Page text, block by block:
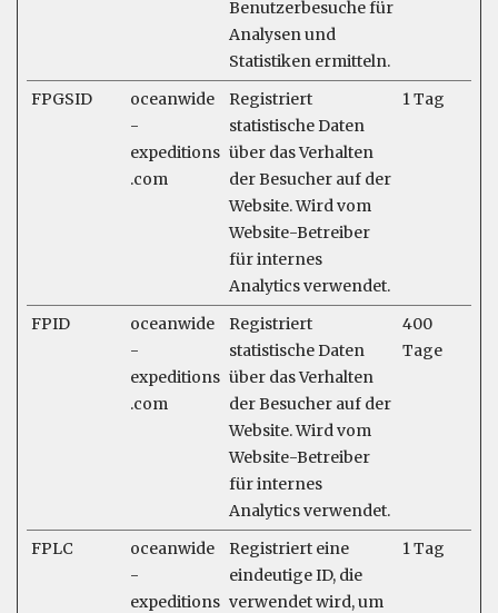
Benutzerbesuche für
Analysen und
Statistiken ermitteln.
FPGSID
oceanwide
-
expeditions
.com
Registriert
statistische Daten
über das Verhalten
der Besucher auf der
Website. Wird vom
Website-Betreiber
für internes
Analytics verwendet.
1 Tag
FPID
oceanwide
-
expeditions
.com
Registriert
statistische Daten
über das Verhalten
der Besucher auf der
Website. Wird vom
Website-Betreiber
für internes
Analytics verwendet.
400
Tage
FPLC
oceanwide
-
expeditions
Registriert eine
eindeutige ID, die
verwendet wird, um
1 Tag